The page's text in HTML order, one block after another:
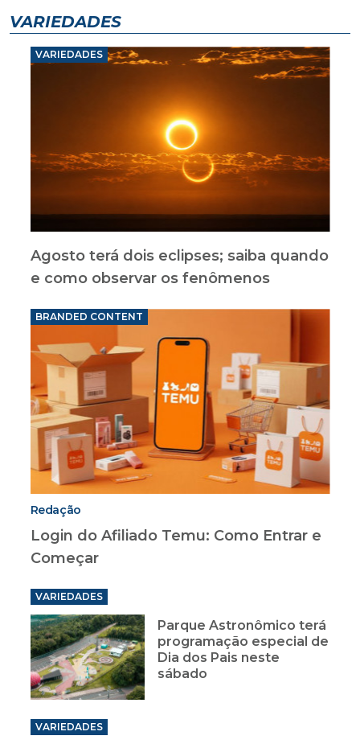
VARIEDADES
VARIEDADES
Agosto terá dois eclipses; saiba quando
e como observar os fenômenos
BRANDED CONTENT
Redação
Login do Afiliado Temu: Como Entrar e
Começar
VARIEDADES
Parque Astronômico terá
programação especial de
Dia dos Pais neste
sábado
VARIEDADES